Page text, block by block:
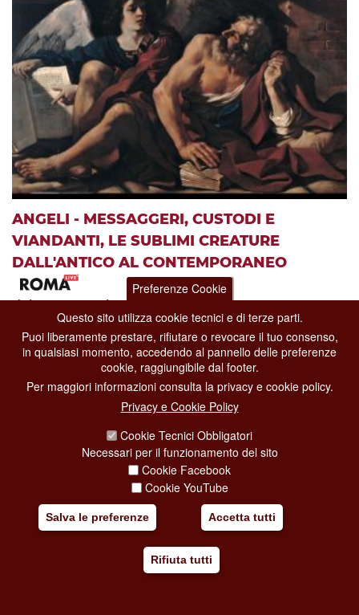
ANGELI - MESSAGGERI, CUSTODI E
VIANDANTI, LE SUBLIMI CREATURE
DALL'ANTICO AL CONTEMPORANEO
dal 13-05-2026al 01-11-2026
Mostre
Musei Capitolini
Piazza del Campidoglio, 1
La mostra aiMusei Capitolini , ideata in concomitanza con l’anno
Massimo Rossi Rub
Aggiungi al mio viaggio
Preferenze Cookie
Questo sito utilizza cookie tecnici e di terze parti.
Puoi liberamente prestare, rifiutare o revocare il tuo consenso,
in qualsiasi momento, accedendo al pannello delle preferenze
cookie, raggiungibile dal footer.
Per maggiori informazioni consulta la privacy e cookie policy.
Privacy e Cookie Policy
Cookie Tecnici Obbligatori
Necessari per il funzionamento del sito
Cookie Facebook
Cookie YouTube
Salva le preferenze Accetta tutti
Rifiuta tutti